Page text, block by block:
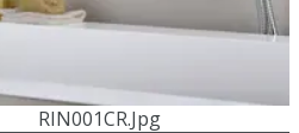
RIN001CR.jpg